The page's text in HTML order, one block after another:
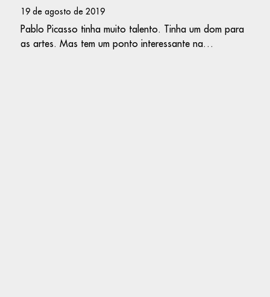
19 de agosto de 2019
Pablo Picasso tinha muito talento. Tinha um dom para
as artes. Mas tem um ponto interessante na…